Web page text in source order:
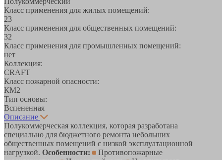
Класс применения для жилых помещений:
23
Класс применения для общественных помещений:
32
Класс применения для промышленных помещений:
нет
Коллекция:
CRAFT
Класс пожарной опасности:
КМ2
Тип основы:
Вспененная
Описание
Полукоммерческая коллекция, которая разработана
специально для бюджетного ремонта небольших
общественных помещений с низкой эксплуатационной
нагрузкой. Особенности:
Противопожарные